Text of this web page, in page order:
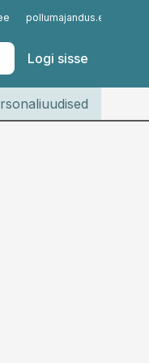
pollumajandus.ee
Logi sisse